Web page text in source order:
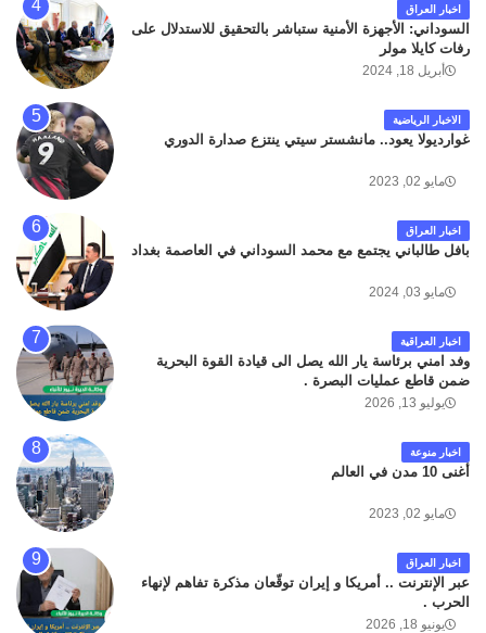
اخبار العراق
السوداني: الأجهزة الأمنية ستباشر بالتحقيق للاستدلال على
رفات كايلا مولر
أبريل 18, 2024
الاخبار الرياضية
غوارديولا يعود.. مانشستر سيتي ينتزع صدارة الدوري
مايو 02, 2023
اخبار العراق
بافل طالباني يجتمع مع محمد السوداني في العاصمة بغداد
مايو 03, 2024
اخبار العراقية
وفد امني برئاسة يار الله يصل الى قيادة القوة البحرية
ضمن قاطع عمليات البصرة .
يوليو 13, 2026
اخبار منوعة
أغنى 10 مدن في العالم
مايو 02, 2023
اخبار العراق
عبر الإنترنت .. أمريكا و إيران توقّعان مذكرة تفاهم لإنهاء
الحرب .
يونيو 18, 2026